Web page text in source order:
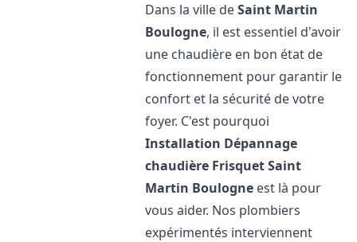
Dans la ville deSaint Martin
Boulogne, il est essentiel d'avoir
une chaudière en bon état de
fonctionnement pour garantir le
confort et la sécurité de votre
foyer. C'est pourquoi
Installation Dépannage
chaudière FrisquetSaint
Martin Boulogne est là pour
vous aider. Nos plombiers
expérimentés interviennent